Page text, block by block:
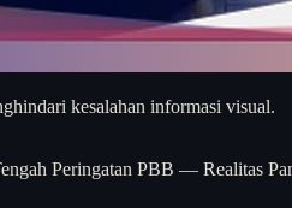
kesalahan informasi visual.
Peringatan PBB — Realitas